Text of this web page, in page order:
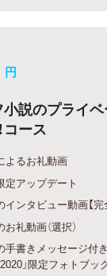
円
小説のプライ
コース
よるお礼動画
定アップデート
ンタビュー動画【完全
礼動画（選択）
手書きメッセージ付
」限定フォトブック